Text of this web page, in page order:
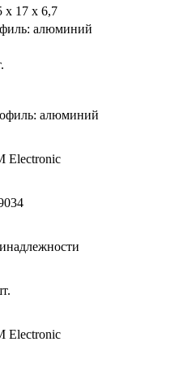
x 17 x 6,7
алюминий
алюминий
Electronic
Electronic